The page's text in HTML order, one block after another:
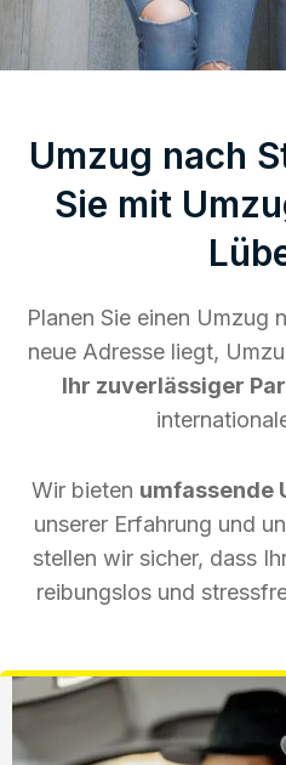
Umzug nach
Sie mit
Planen Sie einen Umzug
neue Adresse liegt,
Ihr zuverlässiger
Wir bieten umfassende
unserer Erfahrung und
stellen wir sicher, dass
reibungslos und